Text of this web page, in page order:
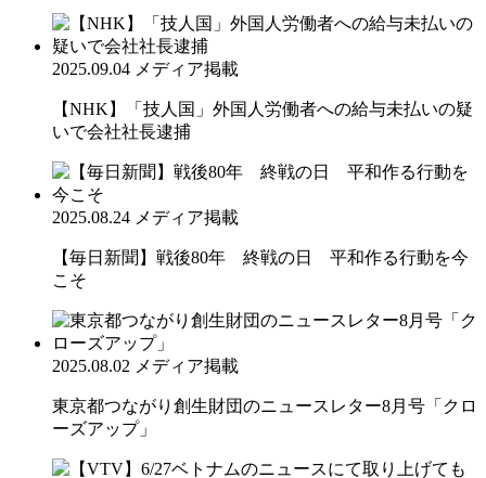
2025.09.04 メディア掲載
【NHK】「技人国」外国人労働者への給与未払いの疑
いで会社社長逮捕
2025.08.24 メディア掲載
【毎日新聞】戦後80年 終戦の日 平和作る行動を今
こそ
2025.08.02 メディア掲載
東京都つながり創生財団のニュースレター8月号「クロ
ーズアップ」